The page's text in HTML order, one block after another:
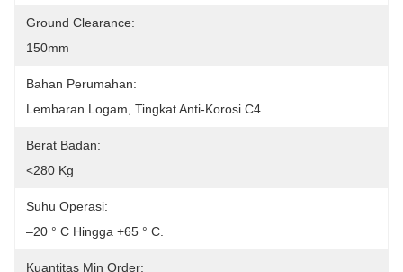
Ground Clearance:
150mm
Bahan Perumahan:
Lembaran Logam, Tingkat Anti-Korosi C4
Berat Badan:
<280 Kg
Suhu Operasi:
–20 ° C Hingga +65 ° C.
Kuantitas Min Order: